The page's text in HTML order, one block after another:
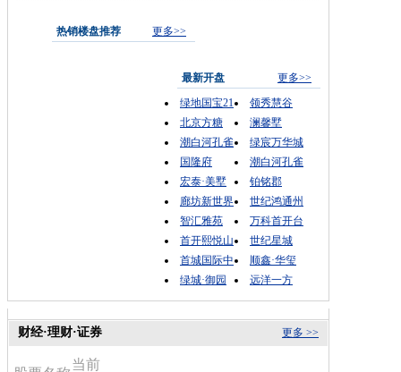
热销楼盘推荐 更多>>
最新开盘
更多>>
绿地国宝21
领秀慧谷
北京方糖
澜馨墅
潮白河孔雀
绿宸万华城
国隆府
潮白河孔雀
宏泰·美墅
铂铭郡
廊坊新世界
世纪鸿通州
智汇雅苑
万科首开台
首开熙悦山
世纪星城
首城国际中
顺鑫·华玺
绿城·御园
远洋一方
更多 >>
财经·理财·证券
当前